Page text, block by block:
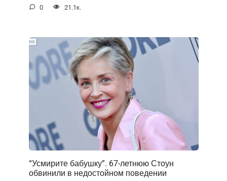
0 21.1к.
“Усмирите бабушку”. 67-летнюю Стоун
обвинили в недостойном поведении